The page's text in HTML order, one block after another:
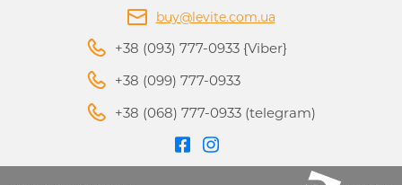
buy@levite.com.ua
+38 (093) 777-0933 {Viber}
+38 (099) 777-0933
+38 (068) 777-0933 (telegram)